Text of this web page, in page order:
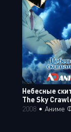
Небесные
The Sky
2008 • Аниме